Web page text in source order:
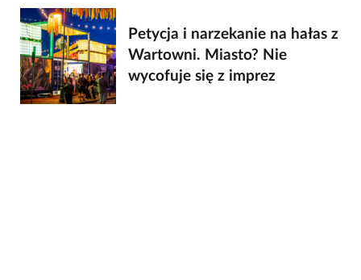
Petycja i narzekanie na hałas z
Wartowni. Miasto? Nie
wycofuje się z imprez